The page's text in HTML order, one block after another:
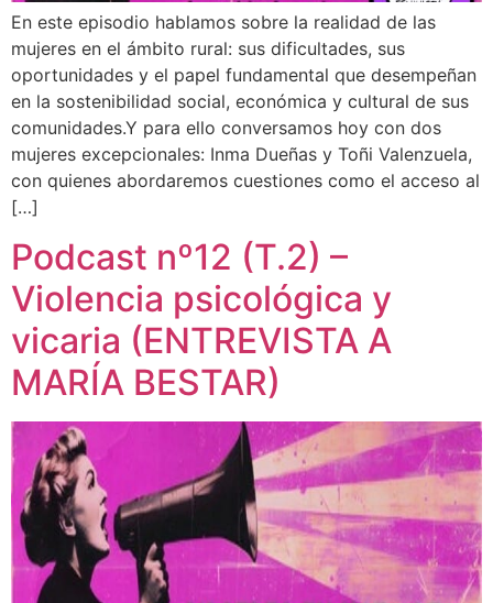
En este episodio hablamos sobre la realidad de las
mujeres en el ámbito rural: sus dificultades, sus
oportunidades y el papel fundamental que desempeñan
en la sostenibilidad social, económica y cultural de sus
comunidades.Y para ello conversamos hoy con dos
mujeres excepcionales: Inma Dueñas y Toñi Valenzuela,
con quienes abordaremos cuestiones como el acceso al
[…]
Podcast nº12 (T.2) –
Violencia psicológica y
vicaria (ENTREVISTA A
MARÍA BESTAR)